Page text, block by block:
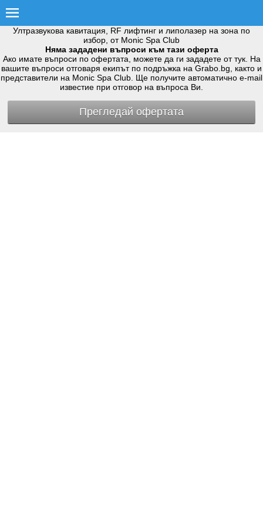
Ултразвукова кавитация, RF лифтинг и липолазер на зона по
избор, от Monic Spa Club
Няма зададени въпроси към тази оферта
Ако имате въпроси по офертата, можете да ги зададете от тук. На
вашите въпроси отговаря екипът по подръжка на Grabo.bg, както и
представители на Monic Spa Club. Ще получите автоматично e-mail
известие при отговор на въпроса Ви.
Прегледай офертата